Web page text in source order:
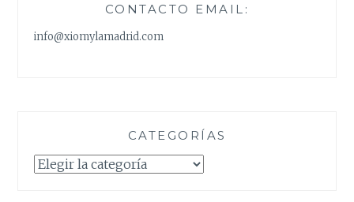
CONTACTO EMAIL:
info@xiomylamadrid.com
CATEGORÍAS
Categorías